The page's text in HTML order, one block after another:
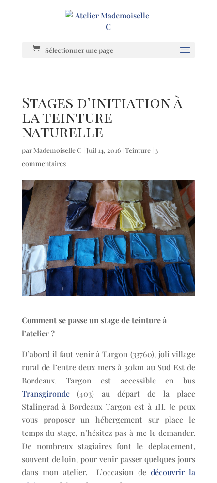
Sélectionner une page
Stages d’initiation à
la teinture
naturelle
par Mademoiselle C | Juil 14, 2016| Teinture| 3
commentaires
Comment se passe un stage de teinture à
l’atelier ?
D’abord il faut venir à Targon (33760), joli village
rural de l’entre deux mers à 30km au Sud Est de
Bordeaux. Targon est accessible en bus
Transgironde(403) au départ de la place
Stalingrad à Bordeaux Targon est à 1H. Je peux
vous proposer un hébergement sur place le
temps du stage, n’hésitez pas à me le demander.
De nombreux stagiaires font le déplacement,
souvent de loin, pour venir passer quelques jours
dans mon atelier. L’occasion de découvrir la